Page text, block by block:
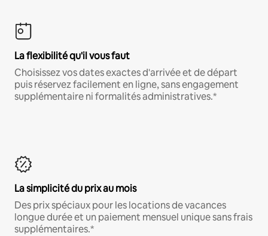
La flexibilité qu'il vous faut
Choisissez vos dates exactes d'arrivée et de départ
puis réservez facilement en ligne, sans engagement
supplémentaire ni formalités administratives.*
La simplicité du prix au mois
Des prix spéciaux pour les locations de vacances
longue durée et un paiement mensuel unique sans frais
supplémentaires.*